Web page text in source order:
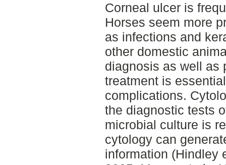
Corneal ulcer is
Horses seem more
as infections and
other domestic
diagnosis as well as
treatment is
complications.
the diagnostic tests
microbial culture is
cytology can
information (Hindley